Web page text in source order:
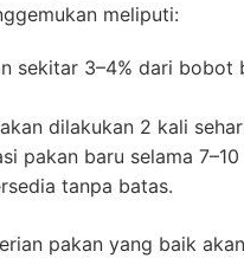
meliputi:
sekitar 3–4% dari bobot
dilakukan 2 kali
pakan baru selama 7–10
tanpa batas.
pakan yang baik akan